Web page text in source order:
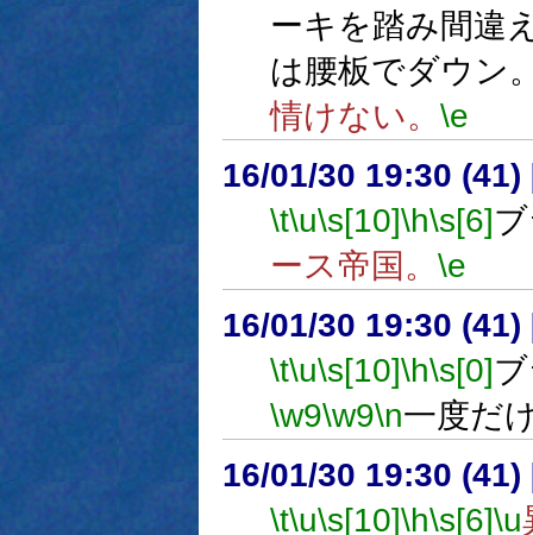
ーキを踏み間違
は腰板でダウン
情けない。 \e
16/01/30 19:30 (41)
\t\u\s[10]\h\s[6]
ース帝国。 \e
16/01/30 19:30 (41)
\t\u\s[10]\h\s[0]
\w9\w9\n一度だ
16/01/30 19:30 (41)
\t\u\s[10]\h\s[6]\u